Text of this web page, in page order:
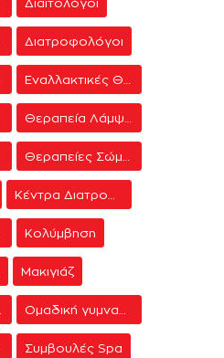
Διαιτολόγοι
Διατροφολόγοι
Κολύμβηση
Μακιγιάζ
Συμβουλές Spa